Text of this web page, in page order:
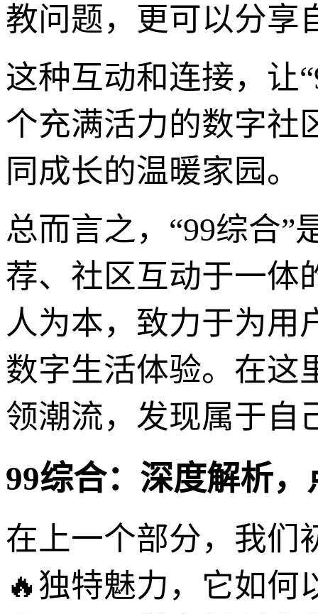
教问题，更可以分享
这种互动和连接，让
个充满活力的数字社
同成长的温暖家园。
总而言之，“99综合”
荐、社区互动于一体
人为本，致力于为用
数字生活体验。在这
领潮流，发现属于自
99综合：深度解析
在上一个部分，我们
🔥独特魅力，它如何